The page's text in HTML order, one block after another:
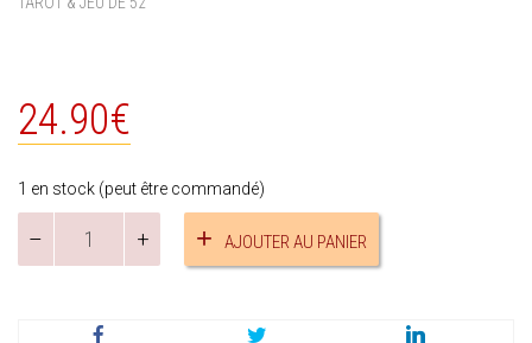
24.90€
1 en stock (peut être commandé)
Jeu
AJOUTER AU PANIER